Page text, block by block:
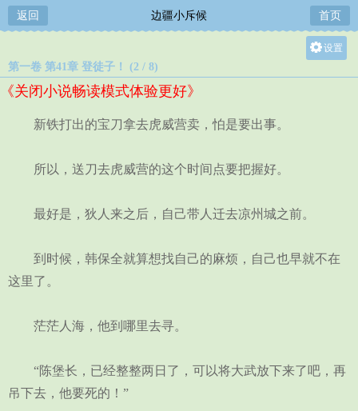
返回 边疆小斥候 首页
设置
第一卷 第41章 登徒子！ (2 / 8)
《关闭小说畅读模式体验更好》
新铁打出的宝刀拿去虎威营卖，怕是要出事。
所以，送刀去虎威营的这个时间点要把握好。
最好是，狄人来之后，自己带人迁去凉州城之前。
到时候，韩保全就算想找自己的麻烦，自己也早就不在
这里了。
茫茫人海，他到哪里去寻。
“陈堡长，已经整整两日了，可以将大武放下来了吧，再
吊下去，他要死的！”